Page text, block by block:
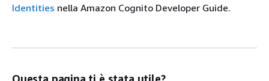
Identities nella Amazon Cognito Developer Guide.
Questa pagina ti è stata utile?